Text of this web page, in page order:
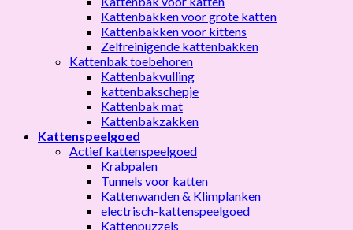
Kattenbakken voor grote katten
Kattenbakken voor kittens
Zelfreinigende kattenbakken
Kattenbak toebehoren
Kattenbakvulling
kattenbakschepje
Kattenbak mat
Kattenbakzakken
Kattenspeelgoed
Actief kattenspeelgoed
Krabpalen
Tunnels voor katten
Kattenwanden & Klimplanken
electrisch-kattenspeelgoed
Kattenpuzzels